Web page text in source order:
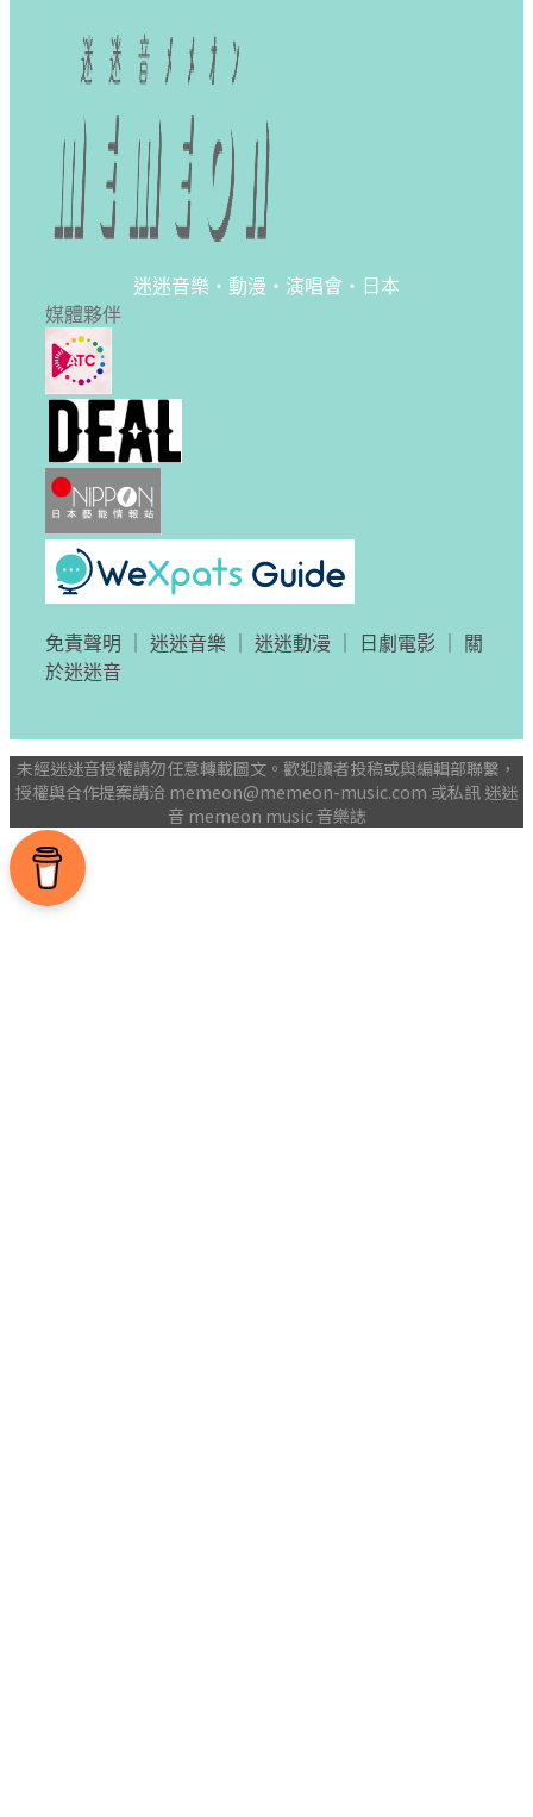
迷迷音樂・動漫・演唱會・日本
媒體夥伴
免責聲明 迷迷音樂 迷迷動漫 日劇電影
關
於迷迷音
未經迷迷音授權請勿任意轉載圖文。歡迎讀者投稿或與編輯部聯繫，
授權與合作提案請洽 memeon@memeon-music.com 或私訊 迷迷
音 memeon music 音樂誌